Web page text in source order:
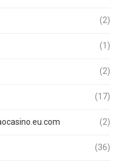
(2)
(1)
(2)
(17)
(2)
(36)